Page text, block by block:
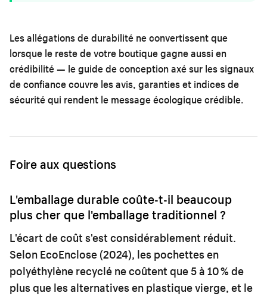
Les allégations de durabilité ne convertissent que
lorsque le reste de votre boutique gagne aussi en
crédibilité — leguide de conception axé sur les signaux
de confiancecouvre les avis, garanties et indices de
sécurité qui rendent le message écologique crédible.
Foire aux questions
L'emballage durable coûte-t-il beaucoup
plus cher que l'emballage traditionnel ?
L'écart de coût s'est considérablement réduit.
Selon EcoEnclose (2024), les pochettes en
polyéthylène recyclé ne coûtent que 5 à 10 % de
plus que les alternatives en plastique vierge, et le